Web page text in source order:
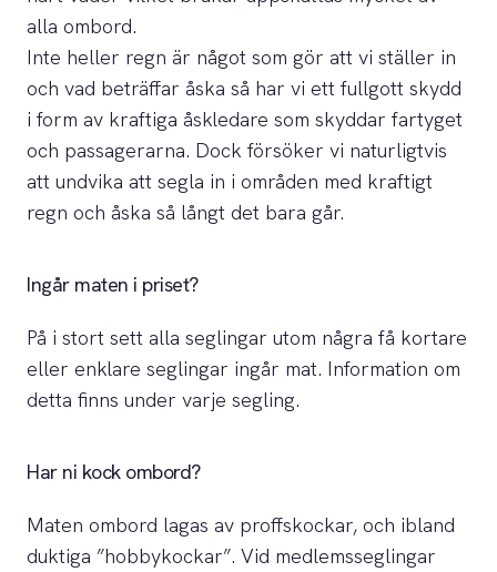
alla ombord.
Inte heller regn är något som gör att vi ställer in
och vad beträffar åska så har vi ett fullgott skydd
i form av kraftiga åskledare som skyddar fartyget
och passagerarna. Dock försöker vi naturligtvis
att undvika att segla in i områden med kraftigt
regn och åska så långt det bara går.
Ingår maten i priset?
På i stort sett alla seglingar utom några få kortare
eller enklare seglingar ingår mat. Information om
detta finns under varje segling.
Har ni kock ombord?
Maten ombord lagas av proffskockar, och ibland
duktiga ”hobbykockar”. Vid medlemsseglingar